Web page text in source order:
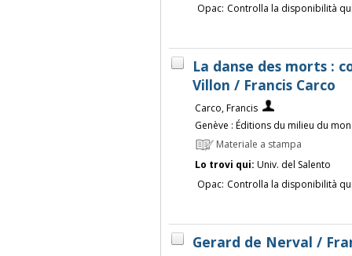
Opac: Controlla la disponibilità
La danse des morts :
Villon / Francis Carco
Carco, Francis
Genève : Éditions du milieu du
Materiale a stampa
Lo trovi qui: Univ. del Salento
Opac: Controlla la disponibilità
Gerard de Nerval /